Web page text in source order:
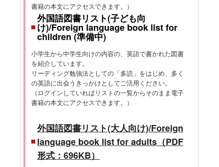
書籍の本文にアクセスできます。）
外国語図書リスト(子ども向
け)/Foreign language book list for
children (準備中)
小学生から中学生向けの内容の、英語で書かれた図書
を紹介しています。
リーディング勉強法としての「多読」をはじめ、多く
の英語に出会うきっかけとしてご活用ください。
（ログインしていればリストの一覧からそのまま電子
書籍の本文にアクセスできます。）
外国語図書リスト(大人向け)/Foreign
language book list for adults（PDF
形式：696KB）